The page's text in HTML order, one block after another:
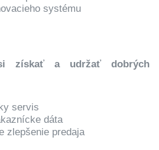
systému
získať a udržať dobrých
servis
dáta
zlepšenie predaja